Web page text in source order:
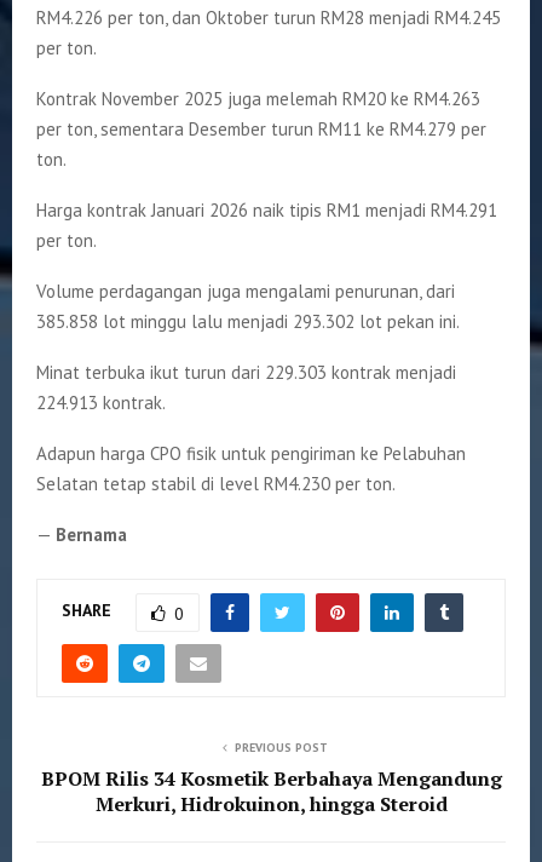
RM4.226 per ton, dan Oktober turun RM28 menjadi RM4.245
per ton.
Kontrak November 2025 juga melemah RM20 ke RM4.263
per ton, sementara Desember turun RM11 ke RM4.279 per
ton.
Harga kontrak Januari 2026 naik tipis RM1 menjadi RM4.291
per ton.
Volume perdagangan juga mengalami penurunan, dari
385.858 lot minggu lalu menjadi 293.302 lot pekan ini.
Minat terbuka ikut turun dari 229.303 kontrak menjadi
224.913 kontrak.
Adapun harga CPO fisik untuk pengiriman ke Pelabuhan
Selatan tetap stabil di level RM4.230 per ton.
— Bernama
SHARE 0
PREVIOUS POST
BPOM Rilis 34 Kosmetik Berbahaya Mengandung
Merkuri, Hidrokuinon, hingga Steroid